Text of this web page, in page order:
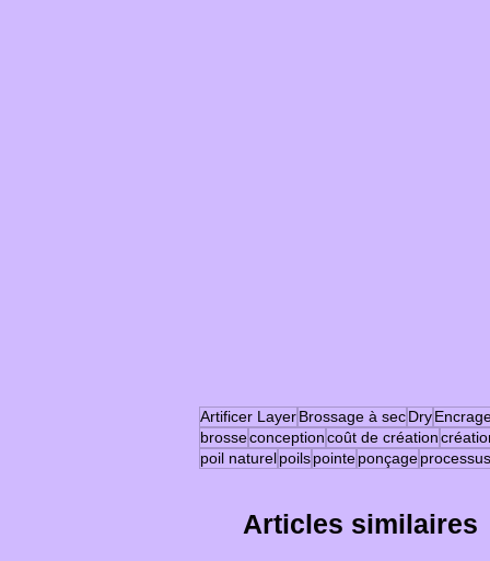
Artificer LayerBrossage à secDry
brosseconceptioncoût de création
poil naturelpoilspointeponçageprocessus
Articles similaires